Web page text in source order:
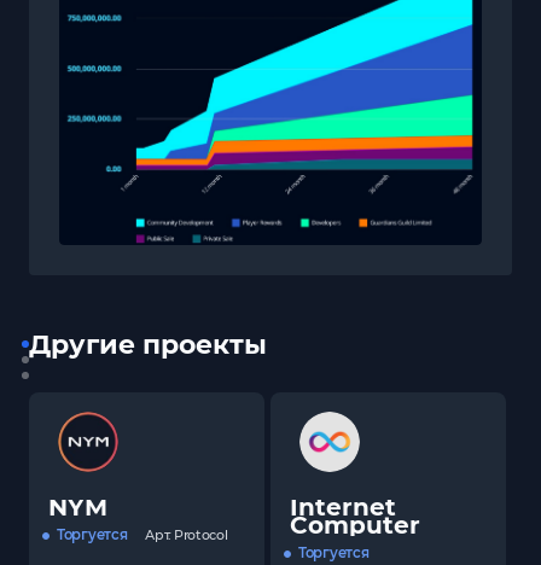
Другие проекты
NYM
Торгуется Арт. Protocol
Internet
Computer
Торгуется